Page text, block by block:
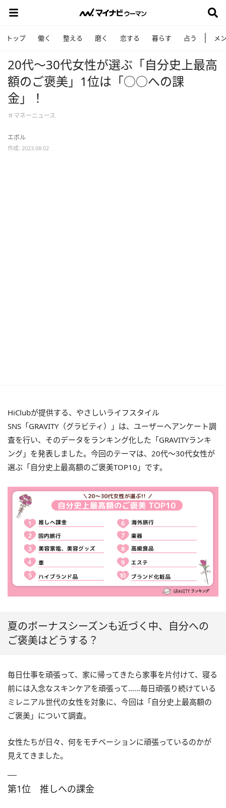
トップ 働く 整える 磨く 恋する 暮らす 占う メ
20代〜30代女性が選ぶ「自分史上最高
額のご褒美」1位は「○○への課
金」！
＃マネーニュース
エボル
作成: 2023.08.02
HiClubが提供する、やさしいライフスタイル
SNS「GRAVITY（グラビティ）」は、ユーザーへアンケート調
査を行い、そのデータをランキング化した「GRAVITYランキ
ング」を発表しました。今回のテーマは、20代〜30代女性が
選ぶ「自分史上最高額のご褒美TOP10」です。
夏のボーナスシーズンも近づく中、自分への
ご褒美はどうする？
毎日仕事を頑張って、家に帰ってきたら家事を片付けて、寝る
前には入念なスキンケアを頑張って……毎日頑張り続けている
ミレニアル世代の女性を対象に、今回は「自分史上最高額の
ご褒美」について調査。
女性たちが日々、何をモチベーションに頑張っているのかが
見えてきました。
第1位 推しへの課金